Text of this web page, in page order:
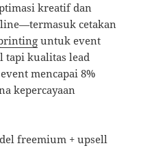
kreatif dan
cetakan
untuk event
kualitas lead
mencapai 8%
kepercayaan
freemium + upsell